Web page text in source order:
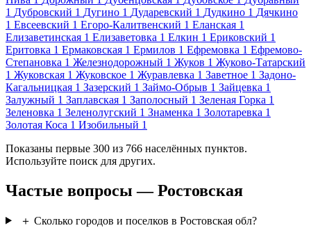
1 Дубровский 1 Дугино 1 Дударевский 1 Дудкино 1 Дячкино
1 Евсеевский 1 Егоро-Калитвенский 1 Еланская 1
Елизаветинская 1 Елизаветовка 1 Елкин 1 Ериковский 1
Еритовка 1 Ермаковская 1 Ермилов 1 Ефремовка 1 Ефремово-
Степановка 1 Железнодорожный 1 Жуков 1 Жуково-Татарский
1 Жуковская 1 Жуковское 1 Журавлевка 1 Заветное 1 Задоно-
Кагальницкая 1 Зазерский 1 Займо-Обрыв 1 Зайцевка 1
Залужный 1 Заплавская 1 Заполосный 1 Зеленая Горка 1
Зеленовка 1 Зеленолугский 1 Знаменка 1 Золотаревка 1
Золотая Коса 1 Изобильный 1
Показаны первые 300 из 766 населённых пунктов.
Используйте поиск для других.
Частые вопросы — Ростовская
＋ Сколько городов и поселков в Ростовская обл?